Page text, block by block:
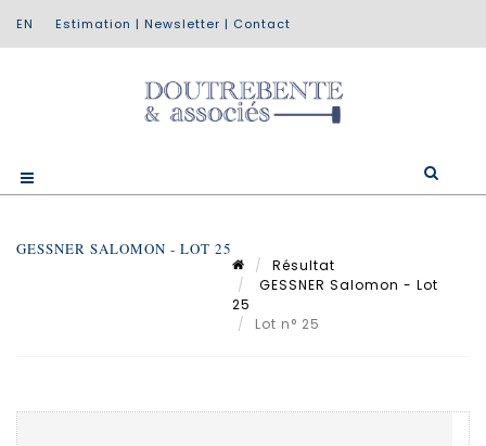
Estimation | Newsletter | Contact
GESSNER SALOMON - LOT 25
Résultat
GESSNER Salomon - Lot
25
Lot n° 25